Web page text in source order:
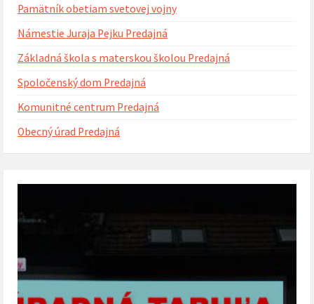
Pamätník obetiam svetovej vojny
Námestie Juraja Pejku Predajná
Základná škola s materskou školou Predajná
Spoločenský dom Predajná
Komunitné centrum Predajná
Obecný úrad Predajná